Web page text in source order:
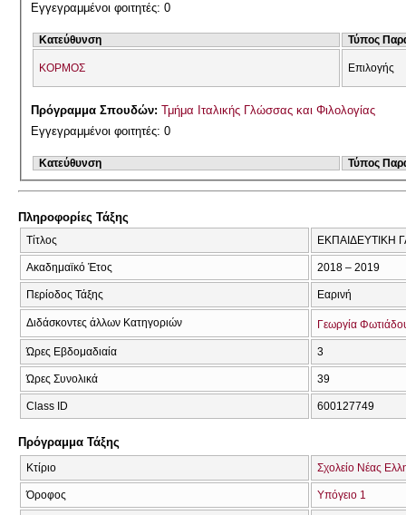
Εγγεγραμμένοι φοιτητές: 0
Κατεύθυνση Τύπος
ΚΟΡΜΟΣ Επιλογής
Πρόγραμμα Σπουδών:Τμήμα Ιταλικής Γλώσσας και Φιλολογίας
Εγγεγραμμένοι φοιτητές: 0
Κατεύθυνση Τύπος
Πληροφορίες Τάξης
Τίτλος ΕΚΠΑΙΔΕΥΤΙΚΗ
Ακαδημαϊκό Έτος 2018 – 2019
Περίοδος Τάξης Εαρινή
Διδάσκοντες άλλων Κατηγοριών Γεωργία
Ώρες Εβδομαδιαία 3
Ώρες Συνολικά 39
Class ID 600127749
Πρόγραμμα Τάξης
Κτίριο Σχολείο Νέας
Όροφος Υπόγειο 1